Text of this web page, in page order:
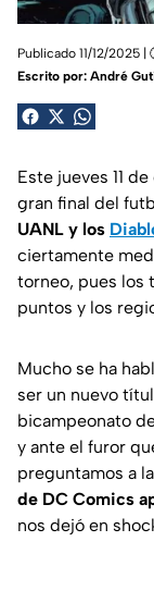
Publicado 11/12/2025 |
Escrito por: André
Este jueves 11
gran final del
UANL y los
ciertamente
torneo, pues los
puntos y los
Mucho se ha
ser un nuevo
bicampeonato
y ante el furor
preguntamos a
de DC Comics
nos dejó en